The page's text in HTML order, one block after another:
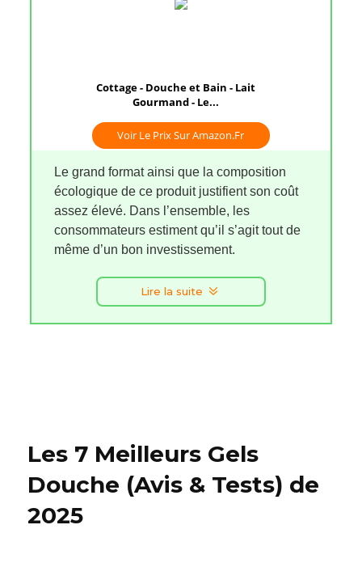
Cottage - Douche et Bain - Lait
Gourmand - Le...
Voir Le Prix Sur Amazon.fr
Le grand format ainsi que la composition
écologique de ce produit justifient son coût
assez élevé. Dans l’ensemble, les
consommateurs estiment qu’il s’agit tout de
même d’un bon investissement.
Lire la suite
Les 7 Meilleurs Gels
Douche (Avis & Tests) de
2025